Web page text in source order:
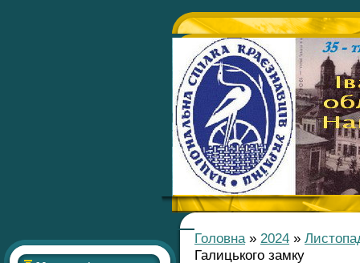
Головна» 2024 »
Галицького замку